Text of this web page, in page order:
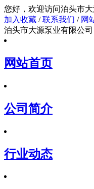
您好，欢迎访问泊头
加入收藏 /联系我们 /网
泊头市大源泵业有限公司
网站首页
公司简介
行业动态